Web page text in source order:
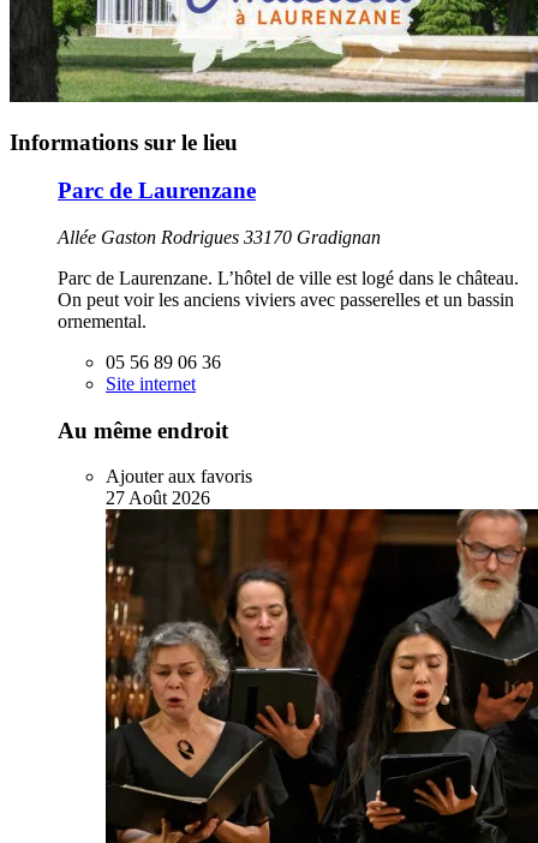
Informations sur le lieu
Parc de Laurenzane
Allée Gaston Rodrigues 33170 Gradignan
Parc de Laurenzane. L’hôtel de ville est logé dans le château.
On peut voir les anciens viviers avec passerelles et un bassin
ornemental.
05 56 89 06 36
Site internet
Au même endroit
Ajouter aux favoris
27Août 2026